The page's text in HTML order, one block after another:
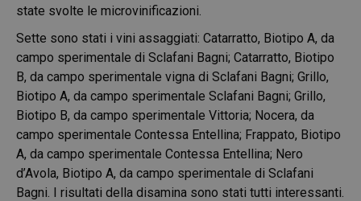
state svolte le microvinificazioni.
Sette sono stati i vini assaggiati: Catarratto, Biotipo A, da
campo sperimentale di Sclafani Bagni; Catarratto, Biotipo
B, da campo sperimentale vigna di Sclafani Bagni; Grillo,
Biotipo A, da campo sperimentale Sclafani Bagni; Grillo,
Biotipo B, da campo sperimentale Vittoria; Nocera, da
campo sperimentale Contessa Entellina; Frappato, Biotipo
A, da campo sperimentale Contessa Entellina; Nero
d’Avola, Biotipo A, da campo sperimentale di Sclafani
Bagni. I risultati della disamina sono stati tutti interessanti.